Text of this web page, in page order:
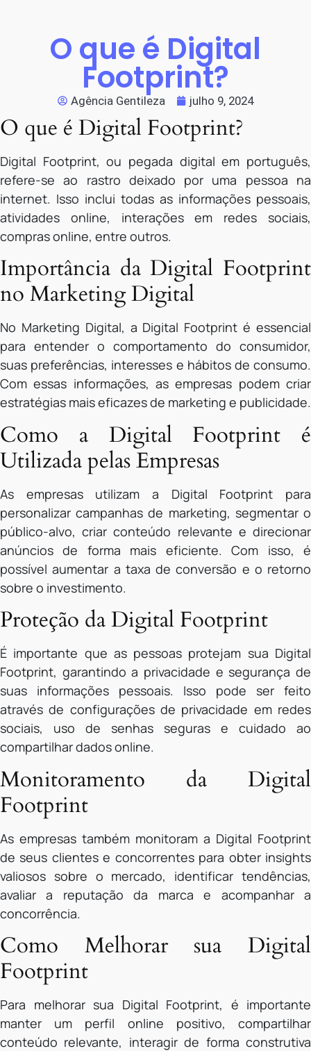
O que é Digital
Footprint?
Agência Gentileza julho 9, 2024
O que é Digital Footprint?
Digital Footprint, ou pegada digital em português,
refere-se ao rastro deixado por uma pessoa na
internet. Isso inclui todas as informações pessoais,
atividades online, interações em redes sociais,
compras online, entre outros.
Importância da Digital Footprint
no Marketing Digital
No Marketing Digital, a Digital Footprint é essencial
para entender o comportamento do consumidor,
suas preferências, interesses e hábitos de consumo.
Com essas informações, as empresas podem criar
estratégias mais eficazes de marketing e publicidade.
Como a Digital Footprint é
Utilizada pelas Empresas
As empresas utilizam a Digital Footprint para
personalizar campanhas de marketing, segmentar o
público-alvo, criar conteúdo relevante e direcionar
anúncios de forma mais eficiente. Com isso, é
possível aumentar a taxa de conversão e o retorno
sobre o investimento.
Proteção da Digital Footprint
É importante que as pessoas protejam sua Digital
Footprint, garantindo a privacidade e segurança de
suas informações pessoais. Isso pode ser feito
através de configurações de privacidade em redes
sociais, uso de senhas seguras e cuidado ao
compartilhar dados online.
Monitoramento da Digital
Footprint
As empresas também monitoram a Digital Footprint
de seus clientes e concorrentes para obter insights
valiosos sobre o mercado, identificar tendências,
avaliar a reputação da marca e acompanhar a
concorrência.
Como Melhorar sua Digital
Footprint
Para melhorar sua Digital Footprint, é importante
manter um perfil online positivo, compartilhar
conteúdo relevante, interagir de forma construtiva